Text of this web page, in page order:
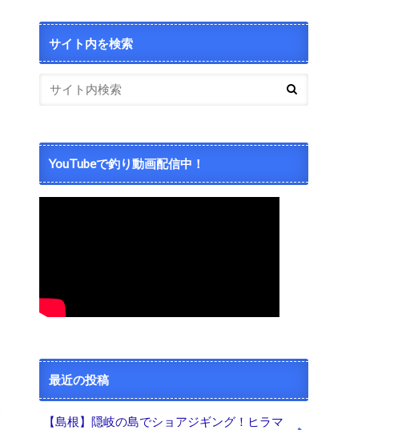
サイト内を検索
YouTubeで釣り動画配信中！
最近の投稿
【島根】隠岐の島でショアジギング！ヒラマ